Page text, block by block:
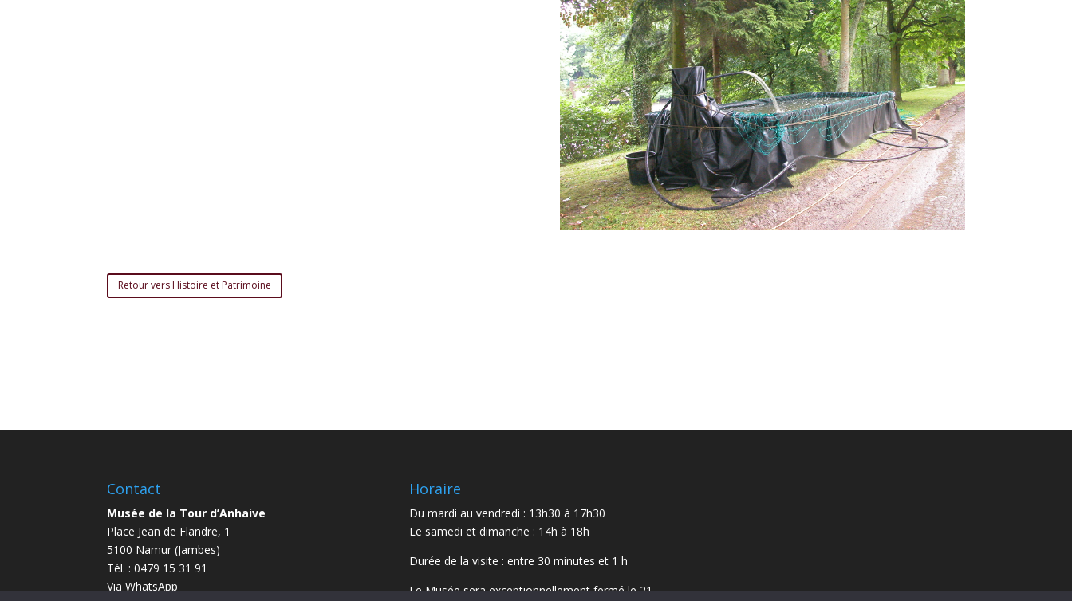
Retour vers Histoire et Patrimoine
Contact
Musée de la Tour d’Anhaive
Place Jean de Flandre, 1
5100 Namur (Jambes)
Tél. : 0479 15 31 91
Via WhatsApp
Horaire
Du mardi au vendredi : 13h30 à 17h30
Le samedi et dimanche : 14h à 18h
Durée de la visite : entre 30 minutes et 1 h
Le Musée sera exceptionnellement fermé le 21